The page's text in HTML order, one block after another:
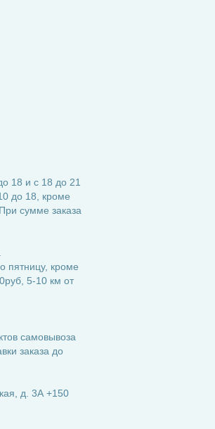
18 и с 18 до 21
до 18, кроме
сумме заказа
пятницу, кроме
5-10 км от
самовывоза
заказа до
д. 3А +150